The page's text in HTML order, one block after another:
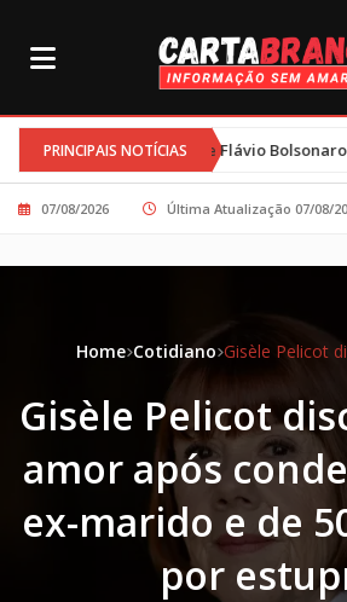
PRINCIPAIS NOTÍCIAS
e Flávio Bolsonaro é resultado de
07/08/2026 Última Atualização 07/08/
Home Cotidiano
Gisèle Pelicot
amor após
ex-marido e de
por